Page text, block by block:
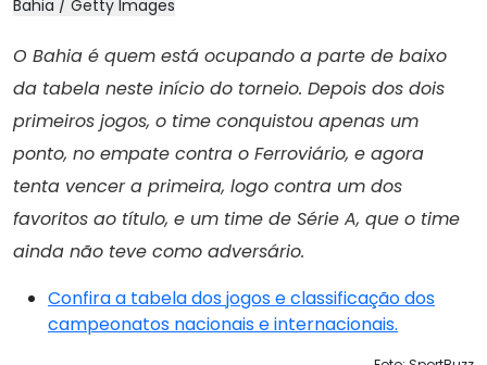
Bahia / Getty Images
O Bahia é quem está ocupando a parte de baixo
da tabela neste início do torneio. Depois dos dois
primeiros jogos, o time conquistou apenas um
ponto, no empate contra o Ferroviário, e agora
tenta vencer a primeira, logo contra um dos
favoritos ao título, e um time de Série A, que o time
ainda não teve como adversário.
Confira a tabela dos jogos e classificação dos
campeonatos nacionais e internacionais.